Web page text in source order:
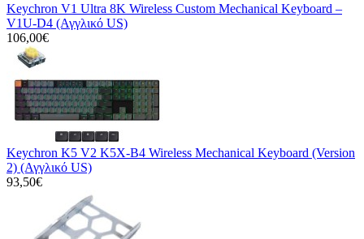
Keychron V1 Ultra 8K Wireless Custom Mechanical Keyboard –
V1U-D4 (Αγγλικό US)
106,00€
Keychron K5 V2 K5X-B4 Wireless Mechanical Keyboard (Version
2) (Αγγλικό US)
93,50€